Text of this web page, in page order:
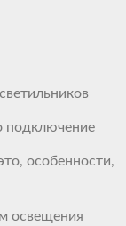
подключение
особенности,
освещения